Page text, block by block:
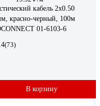
кабель 2х0.50
красно-черный, 100м
01-6103-6
(73)
В корзину